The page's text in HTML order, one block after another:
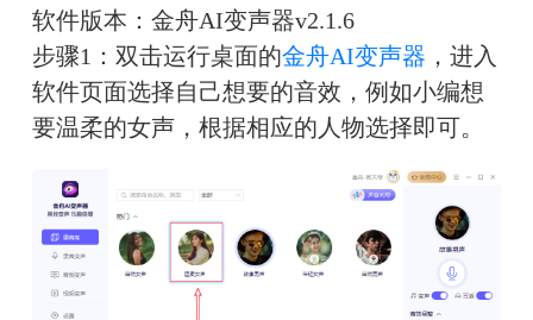
软件版本：金舟AI变声器v2.1.6
步骤1：双击运行桌面的金舟AI变声器 ，进入
软件页面选择自己想要的音效，例如小编想
要温柔的女声，根据相应的人物选择即可。